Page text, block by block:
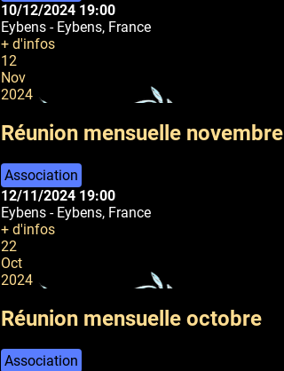
10/12/2024 19:00
Eybens - Eybens, France
+ d'infos
12
Nov
2024
Réunion mensuelle novembre
Association
12/11/2024 19:00
Eybens - Eybens, France
+ d'infos
22
Oct
2024
Réunion mensuelle octobre
Association